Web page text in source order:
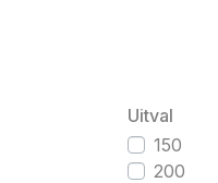
Uitval
150
200